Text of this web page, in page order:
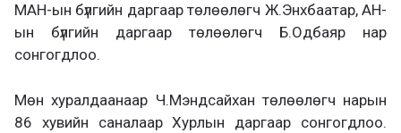
МАН-ын бүлгийн даргаар төлөөлөгч Ж.Энхбаатар, АН-
ын бүлгийн даргаар төлөөлөгч Б.Одбаяр нар
сонгогдлоо.
Мөн хуралдаанаар Ч.Мэндсайхан төлөөлөгч нарын
86 хувийн саналаар Хурлын даргаар сонгогдлоо.